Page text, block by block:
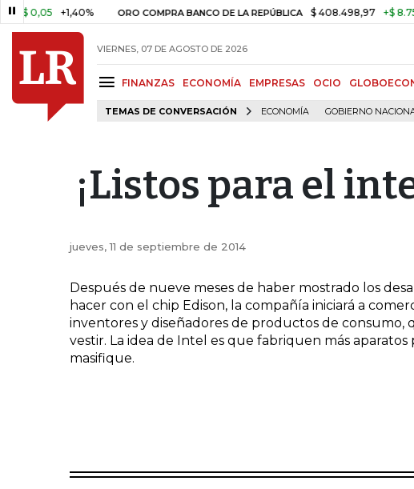
0,05 +1,40% ORO COMPRA BANCO DE LA REPÚBLICA $ 408.498,97 +$ 8.753,81
VIERNES, 07 DE AGOSTO DE 2026
FINANZAS ECONOMÍA EMPRESAS OCIO
TEMAS DE CONVERSACIÓN ECONOMÍA GOBIERNO
¡Listos para el
jueves, 11 de septiembre de 2014
Después de nueve meses de haber mostrado los
hacer con el chip Edison, la compañía iniciará a
inventores y diseñadores de productos de consumo,
vestir. La idea de Intel es que fabriquen más
masifique.